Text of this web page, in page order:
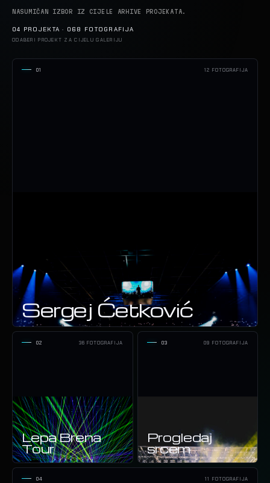
NASUMIČAN IZBOR IZ CIJELE ARHIVE PROJEKATA.
04 PROJEKTA · 068 FOTOGRAFIJA
ODABERI PROJEKT ZA CIJELU GALERIJU
Sergej Ćetković
01 12 FOTOGRAFIJA
Lepa Brena
Tour
02 36 FOTOGRAFIJA
Progledaj
srcem
03 09 FOTOGRAFIJA
04 11 FOTOGRAFIJA